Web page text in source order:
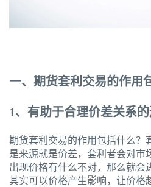
一、期货套利交易的作用
1、有助于合理价差关系
期货套利交易的作用包括什么？
是来源就是价差，套利者会对市
出现价格有什么不对，那么就会
其实可以价格产生影响，让价格